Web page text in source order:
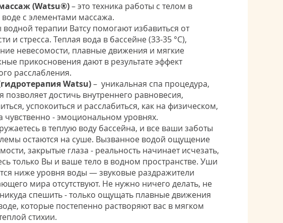
(Watsu®)– это техника работы с телом в
с элементами массажа.
водной терапии Ватсу помогают избавиться от
и стресса. Теплая вода в бассейне (33-35 °С),
невесомости, плавные движения и мягкие
прикосновения дают в результате эффект
расслабления.
Watsu)– уникальная спа процедура,
позволяет достичь внутреннего равновесия,
успокоиться и расслабиться, как на физическом,
чувственно - эмоциональном уровнях.
в теплую воду бассейна, и все ваши заботы
остаются на суше. Вызванное водой ощущение
закрытые глаза - реальность начинает исчезать,
только Вы и ваше тело в водном пространстве. Уши
ниже уровня воды — звуковые раздражители
мира отсутствуют. Не нужно ничего делать, не
спешить - только ощущать плавные движения
которые постепенно растворяют вас в мягком
стихии.